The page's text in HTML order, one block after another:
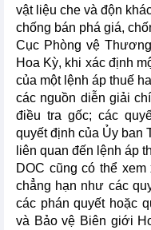
vật liệu che và độn
chống bán phá giá,
Cục Phòng vệ
Hoa Kỳ, khi xác định
của một lệnh áp thuế
các nguồn diễn giải
điều tra gốc; các
quyết định của Ủy ban
liên quan đến lệnh áp
DOC cũng có thể
chẳng hạn như các
các phán quyết hoặc
và Bảo vệ Biên giới